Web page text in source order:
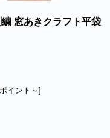
窓あきクラフト平袋
イント～]